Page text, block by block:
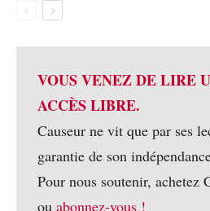
VOUS VENEZ DE LIRE
ACCÈS LIBRE.
Causeur ne vit que par ses
garantie de son
Pour nous soutenir, achetez
ou abonnez-vous !